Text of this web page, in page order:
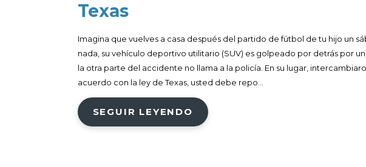
Texas
Imagina que vuelves a casa después del partido de fútbol de tu hijo un
nada, su vehículo deportivo utilitario (SUV) es golpeado por detrás por
la otra parte del accidente no llama a la policía. En su lugar,
acuerdo con la ley de Texas, usted debe repo...
SEGUIR LEYENDO